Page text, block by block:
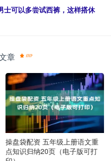
士可以多尝试西裤，这样搭休
章
操盘袋配资 五年级上册语文重
点知识归纳20页（电子版可打